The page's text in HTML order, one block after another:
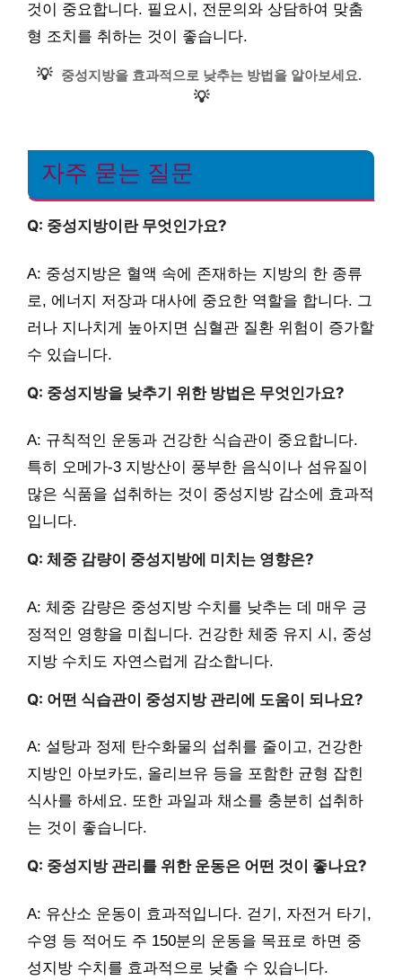
것이 중요합니다. 필요시, 전문의와 상담하여 맞춤
형 조치를 취하는 것이 좋습니다.
💡 중성지방을 효과적으로 낮추는 방법을 알아보세요.
💡
자주 묻는 질문
Q: 중성지방이란 무엇인가요?
A: 중성지방은 혈액 속에 존재하는 지방의 한 종류
로, 에너지 저장과 대사에 중요한 역할을 합니다. 그
러나 지나치게 높아지면 심혈관 질환 위험이 증가할
수 있습니다.
Q: 중성지방을 낮추기 위한 방법은 무엇인가요?
A: 규칙적인 운동과 건강한 식습관이 중요합니다.
특히 오메가-3 지방산이 풍부한 음식이나 섬유질이
많은 식품을 섭취하는 것이 중성지방 감소에 효과적
입니다.
Q: 체중 감량이 중성지방에 미치는 영향은?
A: 체중 감량은 중성지방 수치를 낮추는 데 매우 긍
정적인 영향을 미칩니다. 건강한 체중 유지 시, 중성
지방 수치도 자연스럽게 감소합니다.
Q: 어떤 식습관이 중성지방 관리에 도움이 되나요?
A: 설탕과 정제 탄수화물의 섭취를 줄이고, 건강한
지방인 아보카도, 올리브유 등을 포함한 균형 잡힌
식사를 하세요. 또한 과일과 채소를 충분히 섭취하
는 것이 좋습니다.
Q: 중성지방 관리를 위한 운동은 어떤 것이 좋나요?
A: 유산소 운동이 효과적입니다. 걷기, 자전거 타기,
수영 등 적어도 주 150분의 운동을 목표로 하면 중
성지방 수치를 효과적으로 낮출 수 있습니다.